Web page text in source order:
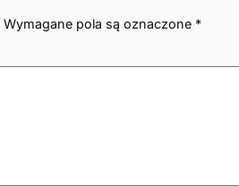
Wymagane pola są oznaczone *